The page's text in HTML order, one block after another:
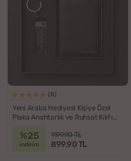
(8)
Yeni Araba Hediyesi Kişiye Özel
Plaka Anahtarlık ve Ruhsat Kılıfı
%25
indirim
1199.90 TL
899.90 TL